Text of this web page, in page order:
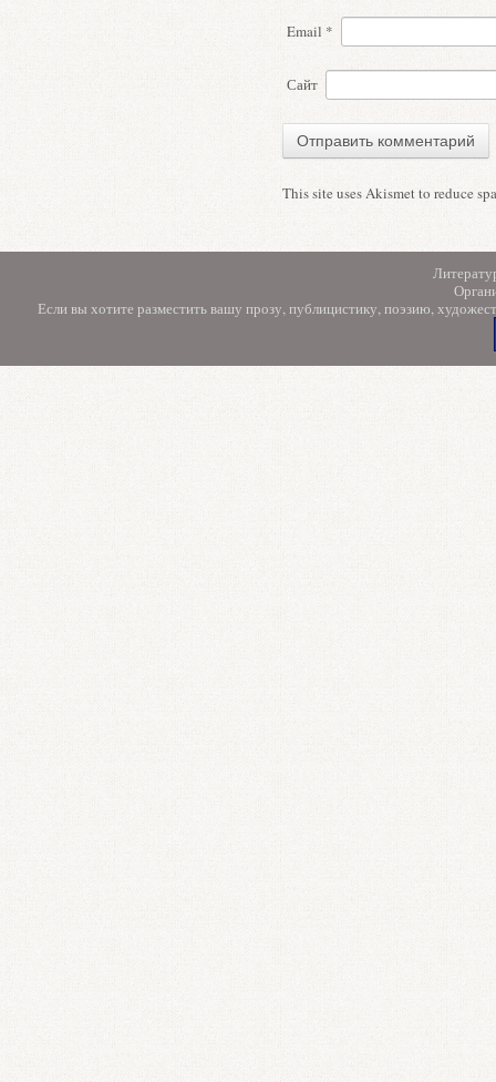
Email *
Сайт
This site uses Akismet to reduce
Если вы хотите разместить вашу прозу, публицистику, поэзию,